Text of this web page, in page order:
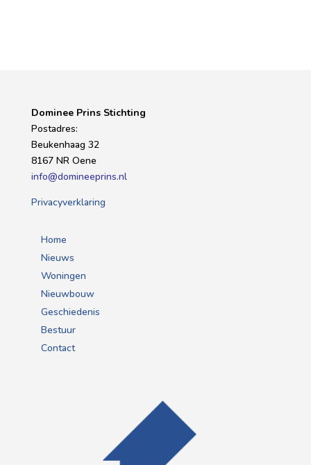
Dominee Prins Stichting
Postadres:
Beukenhaag 32
8167 NR Oene
info@domineeprins.nl
Privacyverklaring
Home
Nieuws
Woningen
Nieuwbouw
Geschiedenis
Bestuur
Contact